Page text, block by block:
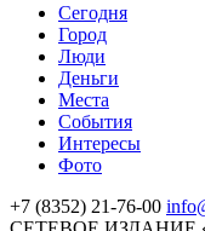
Cегодня
Город
Люди
Деньги
Места
События
Интересы
Фото
+7 (8352) 21-76-00